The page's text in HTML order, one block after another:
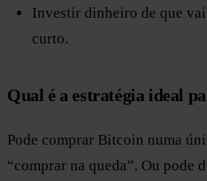
Investir dinheiro de que
curto.
Qual é a estratégia ideal
Pode comprar Bitcoin numa
“comprar na queda”. Ou pode